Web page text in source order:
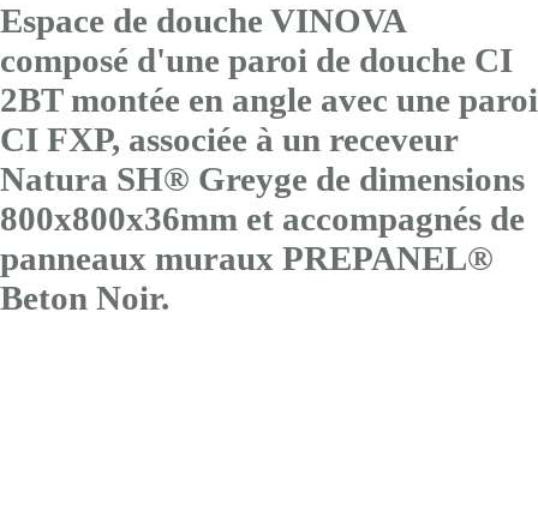
Espace de douche VINOVA
composé d'une paroi de douche CI
2BT montée en angle avec une paroi
CI FXP, associée à un receveur
Natura SH® Greyge de dimensions
800x800x36mm et accompagnés de
panneaux muraux PREPANEL®
Beton Noir.